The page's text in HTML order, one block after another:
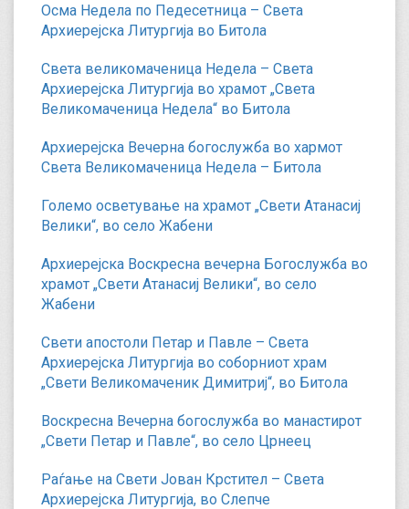
Осма Недела по Педесетница – Света
Архиерејска Литургија во Битола
Света великомаченица Недела – Света
Архиерејска Литургија во храмот „Света
Великомаченица Недела“ во Битола
Архиерејска Вечерна богослужба во хармот
Света Великомаченица Недела – Битола
Големо осветување на храмот „Свети Атанасиј
Велики“, во село Жабени
Архиерејска Воскресна вечерна Богослужба во
храмот „Свети Атанасиј Велики“, во село
Жабени
Свети апостоли Петар и Павле – Света
Архиерејска Литургија во соборниот храм
„Свети Великомаченик Димитриј“, во Битола
Воскресна Вечерна богослужба во манастирот
„Свети Петар и Павле“, во село Црнеец
Раѓање на Свети Јован Крстител – Света
Архиерејска Литургија, во Слепче